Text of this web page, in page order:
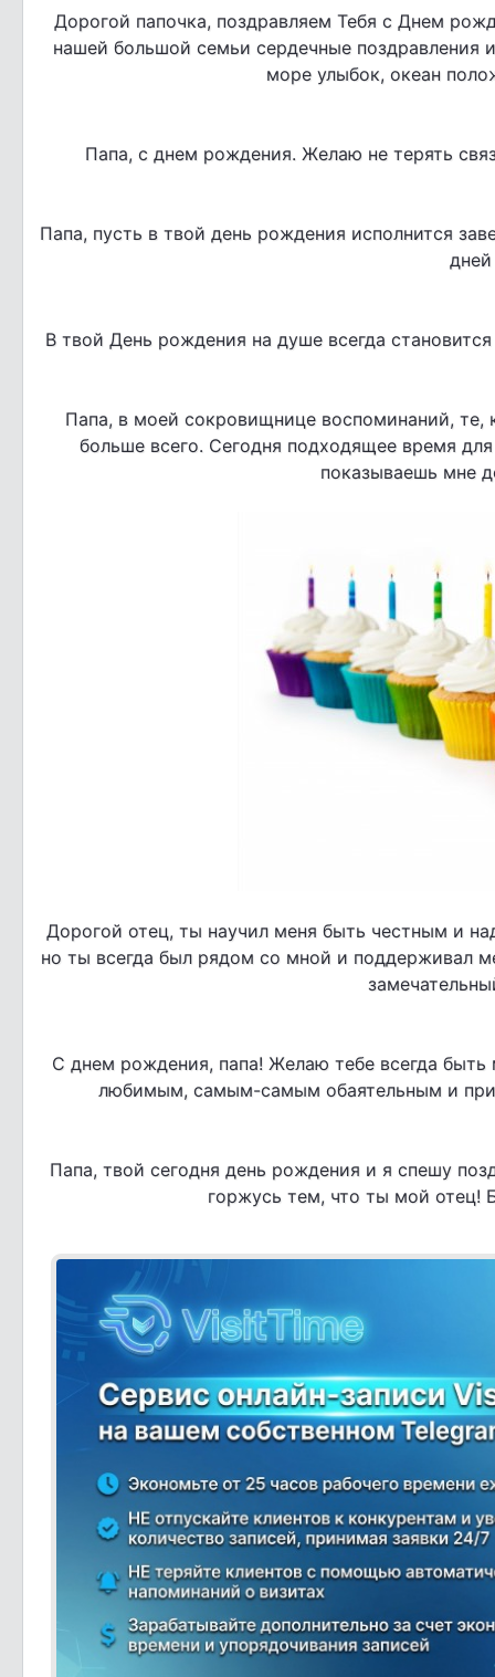
Дорогой папочка, поздравляем Тебя с Днем
нашей большой семьи сердечные
море улыбок, океан
Папа, с днем рождения. Желаю не терять
Папа, пусть в твой день рождения исполнится
В твой День рождения на душе всегда
Папа, в моей сокровищнице воспоминаний,
больше всего. Сегодня подходящее время
показываешь мне
Дорогой отец, ты научил меня быть честным и
но ты всегда был рядом со мной и поддерживал
С днем рождения, папа! Желаю тебе всегда
любимым, самым-самым обаятельным и
Папа, твой сегодня день рождения и я спешу
горжусь тем, что ты мой отец!